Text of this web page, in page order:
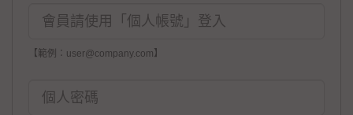
【範例：user@company.com】